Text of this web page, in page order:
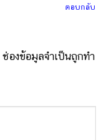
ตอบกลับ
ช่องข้อมูลจำเป็นถูกทำ